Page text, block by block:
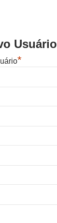
Usuário
*